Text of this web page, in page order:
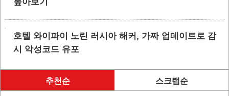
호텔 와이파이 노린 러시아 해커, 가짜 업데이트로 감
시 악성코드 유포
추천순 스크랩순